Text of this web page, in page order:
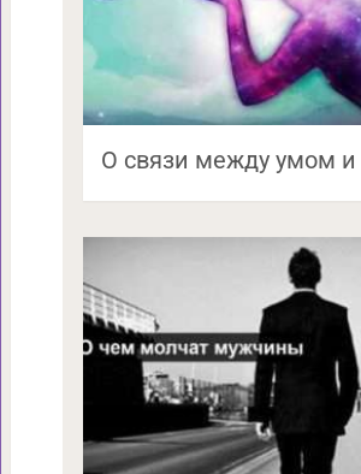
О связи между умом